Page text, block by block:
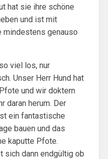
hat sie ihre schöne
und ist mit
mindestens genauso
viel los, nur
Unser Herr Hund hat
und wir doktern
daran herum. Der
ein fantastische
bauen und das
kaputte Pfote.
sich dann endgültig ob